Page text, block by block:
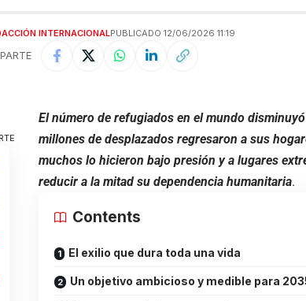
INTERNACIONALPUBLICADO 12/06/2026 11:19
El número de refugiados en el mundo
millones de desplazados regresaron a sus
muchos lo hicieron bajo presión y a lugares
reducir a la mitad su dependencia humanitaria.
Contents
El exilio que dura toda una vida
Un objetivo ambicioso y medible para